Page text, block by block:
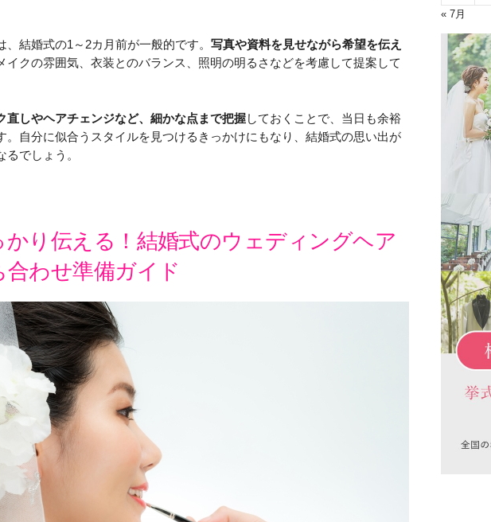
結婚式の1～2カ月前が一般的です。 写真や資料を見せながら希望を伝え
イクの雰囲気、衣装とのバランス、照明の明るさなどを考慮して提案して
直しやヘアチェンジなど、細かな点まで把握しておくことで、当日も余裕
。自分に似合うスタイルを見つけるきっかけにもなり、結婚式の思い出が
でしょう。
り伝える！結婚式のウェディングヘア
合わせ準備ガイド
« 7月